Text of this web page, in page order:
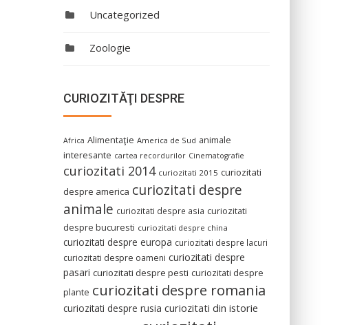
Uncategorized
Zoologie
CURIOZITĂŢI DESPRE
Africa Alimentaţie America de Sud animale
interesante cartea recordurilor Cinematografie
curiozitati 2014 curiozitati 2015 curiozitati
despre america curiozitati despre
animale curiozitati despre asia curiozitati
despre bucuresti curiozitati despre china
curiozitati despre europa curiozitati despre lacuri
curiozitati despre oameni curiozitati despre
pasari curiozitati despre pesti curiozitati despre
plante curiozitati despre romania
curiozitati despre rusia curiozitati din istorie